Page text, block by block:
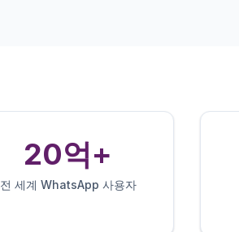
20억+
전 세계 WhatsApp 사용자